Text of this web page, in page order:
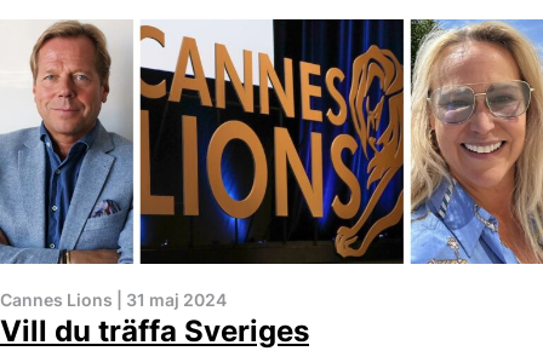
Cannes Lions 31 maj 2024
Vill du träffa Sveriges